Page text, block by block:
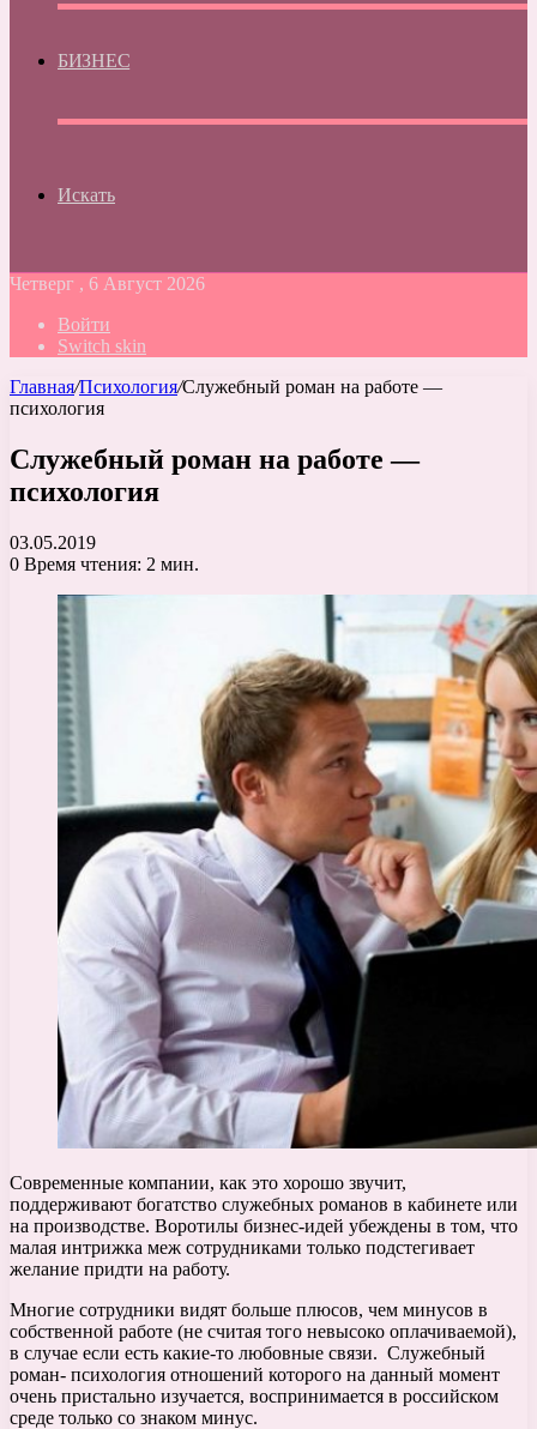
БИЗНЕС
Искать
Четверг , 6 Август 2026
Войти
Switch skin
Главная/Психология/Служебный роман на работе —
психология
Служебный роман на работе —
психология
03.05.2019
0 Время чтения: 2 мин.
Современные компании, как это хорошо звучит,
поддерживают богатство служебных романов в кабинете или
на производстве. Воротилы бизнес-идей убеждены в том, что
малая интрижка меж сотрудниками только подстегивает
желание придти на работу.
Многие сотрудники видят больше плюсов, чем минусов в
собственной работе (не считая того невысоко оплачиваемой),
в случае если есть какие-то любовные связи. Служебный
роман- психология отношений которого на данный момент
очень пристально изучается, воспринимается в российском
среде только со знаком минус.